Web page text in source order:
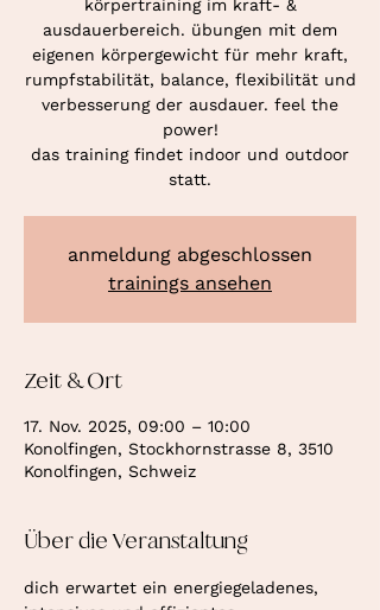
körpertraining im kraft- &
ausdauerbereich. übungen mit dem
eigenen körpergewicht für mehr kraft,
rumpfstabilität, balance, flexibilität und
verbesserung der ausdauer. feel the
power!
das training findet indoor und outdoor
statt.
anmeldung abgeschlossen
trainings ansehen
Zeit & Ort
17. Nov. 2025, 09:00 – 10:00
Konolfingen, Stockhornstrasse 8, 3510
Konolfingen, Schweiz
Über die Veranstaltung
dich erwartet ein energiegeladenes,